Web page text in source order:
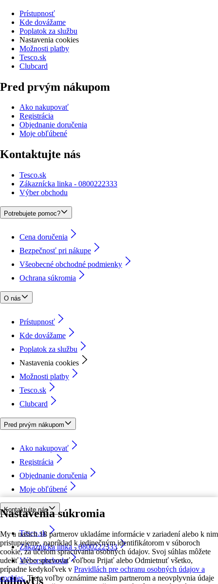
Nastavenia súkromia
My a našich 18 partnerov ukladáme informácie v zariadení alebo k nim
pristupujeme, napríklad k jedinečným identifikátorom v súboroch
cookie, za účelom spracúvania osobných údajov. Svoj súhlas môžete
udeliť alebo spravovať voľbou Prijať alebo Odmietnuť všetko,
prípadne kedykoľvek v Pravidlách pre ochranu osobných údajov a
cookies. Tieto voľby oznámime našim partnerom a neovplyvnia údaje
Prístupnosť
Kde dovážame
Poplatok za službu
Nastavenia cookies
Možnosti platby
Tesco.sk
Clubcard
Pred prvým nákupom
Ako nakupovať
Registrácia
Objednanie doručenia
Moje obľúbené
Kontaktujte nás
Tesco.sk
Zákaznícka linka - 0800222333
Výber obchodu
Potrebujete pomoc?
Cena doručenia
Bezpečnosť pri nákupe
Všeobecné obchodné podmienky
Ochrana súkromia
O nás
Prístupnosť
Kde dovážame
Poplatok za službu
Nastavenia cookies
Možnosti platby
Tesco.sk
Clubcard
Pred prvým nákupom
Ako nakupovať
Registrácia
Objednanie doručenia
Moje obľúbené
Kontaktujte nás
Tesco.sk
Zákaznícka linka - 0800222333
Výber obchodu
followUs